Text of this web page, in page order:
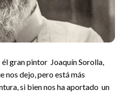
gran pintor Joaquín Sorolla,
nos dejo, pero está más
si bien nos ha aportado un